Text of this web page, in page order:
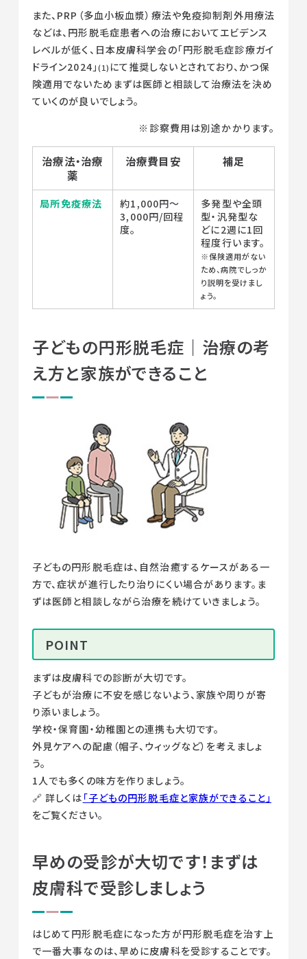
また、PRP（多血小板血漿）療法や免疫抑制剤外用療法
などは、円形脱毛症患者への治療においてエビデンス
レベルが低く、日本皮膚科学会の「円形脱毛症診療ガイ
ドライン2024」(1)にて推奨しないとされており、かつ保
険適用でないためまずは医師と相談して治療法を決め
ていくのが良いでしょう。
※診察費用は別途かかります。
治療法・治療
薬
治療費目安 補足
局所免疫療法
約1,000円〜
3,000円/回程
度。
多発型や全頭
型・汎発型な
どに2週に1回
程度行います。
※保険適用がない
ため、病院でしっか
り説明を受けまし
ょう。
子どもの円形脱毛症｜治療の考
え方と家族ができること
子どもの円形脱毛症は、自然治癒するケースがある一
方で、症状が進行したり治りにくい場合があります。ま
ずは医師と相談しながら治療を続けていきましょう。
POINT
まずは皮膚科での診断が大切です。
子どもが治療に不安を感じないよう、家族や周りが寄
り添いましょう。
学校・保育園・幼稚園との連携も大切です。
外見ケアへの配慮（帽子、ウィッグなど）を考えましょ
う。
1人でも多くの味方を作りましょう。
🔗 詳しくは 「子どもの円形脱毛症と家族ができること」
をご覧ください。
早めの受診が大切です！まずは
皮膚科で受診しましょう
はじめて円形脱毛症になった方が円形脱毛症を治す上
で一番大事なのは、早めに皮膚科を受診することです。